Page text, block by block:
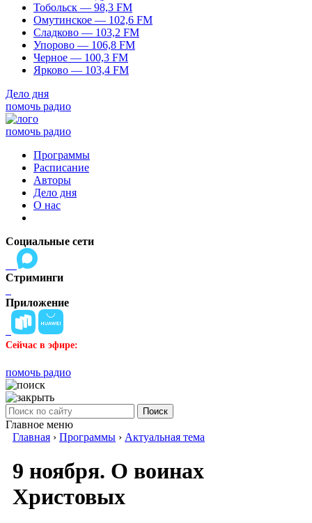
Тобольск — 98,3 FM
Омутинское — 102,6 FM
Сладково — 103,2 FM
Упорово — 106,8 FM
Черное — 100,3 FM
Ярково — 103,4 FM
Дело дня
помочь радио
помочь радио
Программы
Расписание
Авторы
Дело дня
О нас
Социальные сети
Стриминги
Приложение
Сейчас в эфире:
помочь радио
Поиск
Главное меню
Главная › Программы › Актуальная тема
9 ноября. О воинах
Христовых